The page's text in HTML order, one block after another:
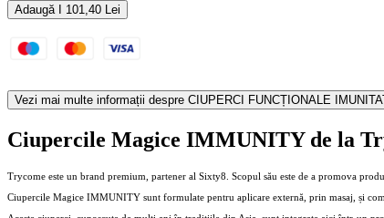
Adaugă I 101,40 Lei
Vezi mai multe informații despre CIUPERCI FUNCȚIONALE
Ciupercile Magice IMMUNITY de la
Trycome este un brand premium, partener al Sixty8. Scopul său este de a promova
Ciupercile Magice IMMUNITY sunt formulate pentru aplicare externă, prin masaj, și